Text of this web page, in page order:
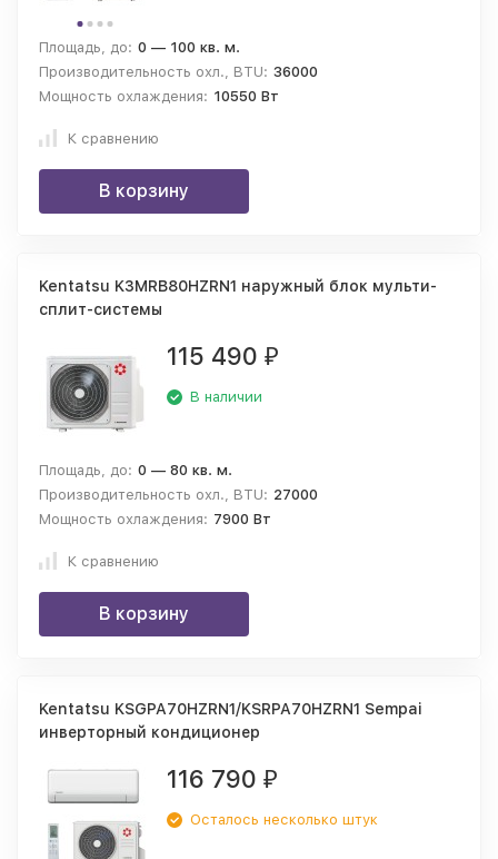
Площадь, до: 0 — 100 кв. м.
Производительность охл., BTU: 36000
Мощность охлаждения: 10550 Вт
К сравнению
В корзину
Kentatsu K3MRB80HZRN1 наружный блок мульти-
сплит-системы
115 490 ₽
В наличии
Площадь, до: 0 — 80 кв. м.
Производительность охл., BTU: 27000
Мощность охлаждения: 7900 Вт
К сравнению
В корзину
Kentatsu KSGPA70HZRN1/KSRPA70HZRN1 Sempai
инверторный кондиционер
116 790 ₽
Осталось несколько штук